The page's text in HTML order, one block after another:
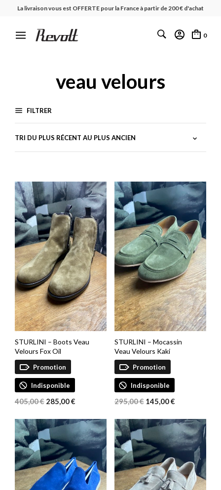
La livraison vous est OFFERTE pour la France à partir de 200 € d'achat
0
veau velours
FILTRER
STURLINI – Boots Veau
Velours Fox Oil
Promotion
Indisponible
405,00€ Le
initial
était :
405,00 €.
285,00€
actuel
est :
285,00 €.
STURLINI – Mocassin
Veau Velours Kaki
Promotion
Indisponible
295,00€ Le
initial
était :
295,00 €.
145,00€Le
actuel
est :
145,00 €.